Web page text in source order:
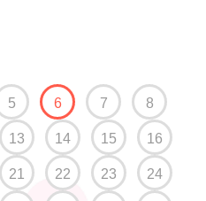
5 6(current)
7 8
13 14 15 16
21 22 23 24